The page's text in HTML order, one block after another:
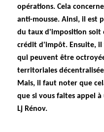
opérations. Cela
anti-mousse. Ainsi, il est
du taux d'imposition soit
crédit d'impôt. Ensuite, il
qui peuvent être
territoriales
Mais, il faut noter que
que si vous faites appel
Lj Rénov.